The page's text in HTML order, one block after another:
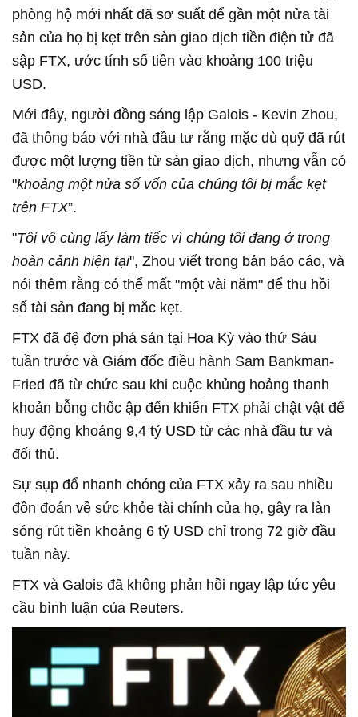
phòng hộ mới nhất đã sơ suất để gần một nửa tài
sản của họ bị kẹt trên sàn giao dịch tiền điện tử đã
sập FTX, ước tính số tiền vào khoảng 100 triệu
USD.
Mới đây, người đồng sáng lập Galois - Kevin Zhou,
đã thông báo với nhà đầu tư rằng mặc dù quỹ đã rút
được một lượng tiền từ sàn giao dịch, nhưng vẫn có
"khoảng một nửa số vốn của chúng tôi bị mắc kẹt
trên FTX”.
"Tôi vô cùng lấy làm tiếc vì chúng tôi đang ở trong
hoàn cảnh hiện tại", Zhou viết trong bản báo cáo, và
nói thêm rằng có thể mất "một vài năm" để thu hồi
số tài sản đang bị mắc kẹt.
FTX đã đệ đơn phá sản tại Hoa Kỳ vào thứ Sáu
tuần trước và Giám đốc điều hành Sam Bankman-
Fried đã từ chức sau khi cuộc khủng hoảng thanh
khoản bỗng chốc ập đến khiến FTX phải chật vật để
huy động khoảng 9,4 tỷ USD từ các nhà đầu tư và
đối thủ.
Sự sụp đổ nhanh chóng của FTX xảy ra sau nhiều
đồn đoán về sức khỏe tài chính của họ, gây ra làn
sóng rút tiền khoảng 6 tỷ USD chỉ trong 72 giờ đầu
tuần này.
FTX và Galois đã không phản hồi ngay lập tức yêu
cầu bình luận của Reuters.